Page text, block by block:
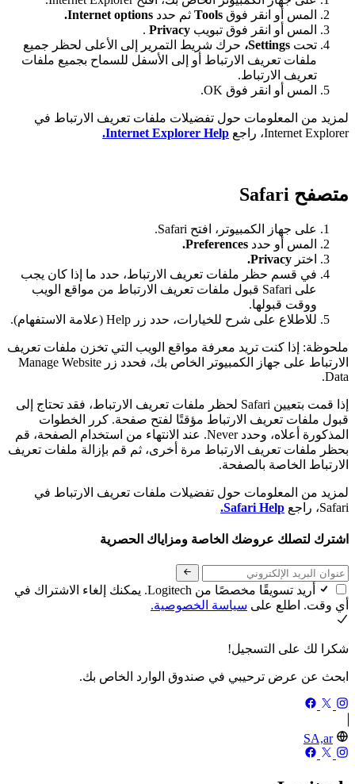
المس أو انقر فوق Tools ثم حدد Internet options.
المس أو انقر فوق تبويب Privacy
.
تحت Settings، حرك شريط التمرير إلى الأعلى لحظر جميع
ملفات تعريف الارتباط أو إلى الأسفل للسماح بجميع ملفات
تعريف الارتباط.
المس أو انقر فوق OK.
لمزيد من المعلومات حول تفضيلات ملفات تعريف الارتباط في
Internet Explorer، راجع
Internet Explorer Help.
متصفح Safari
على جهاز الكمبيوتر، افتح Safari.
المس أو حدد Preferences.
اختر Privacy.
في قسم حظر ملفات تعريف الارتباط، حدد ما إذا كان يجب
على Safari قبول ملفات تعريف الارتباط من مواقع الويب
ووقت قبولها.
للاطلاع على شرح للخيارات، حدد زر Help (علامة الاستفهام).
ملحوظة: إذا كنت تريد معرفة مواقع الويب التي تخزن ملفات تعريف
الارتباط على جهاز الكمبيوتر الخاص بك، فحدد زر Manage Website
Data.
إذا قمت بتعيين Safari لحظر ملفات تعريف الارتباط، فقد تحتاج إلى
قبول ملفات تعريف الارتباط مؤقتًا لفتح صفحة. كرر الخطوات
المذكورة أعلاه، وحدد Never. عند الانتهاء من استخدام الصفحة، قم
بحظر ملفات تعريف الارتباط مرة أخرى، ثم قم بإزالة ملفات تعريف
الارتباط الخاصة بالصفحة.
لمزيد من المعلومات حول تفضيلات ملفات تعريف الارتباط في
Safari، راجع
Safari Help.
اشترك لتصلك عروضك الخاصة ومزاياك الحصرية
أريد تسويقًا مخصصًا من Logitech. يمكنك إلغاء الاشتراك في
أي وقت. اطلع على سياسة الخصوصية.
شكرا لك على التسجيل!
ابحث عن عرض ترحيبي في صندوق الوارد الخاص بك.
SA,ar